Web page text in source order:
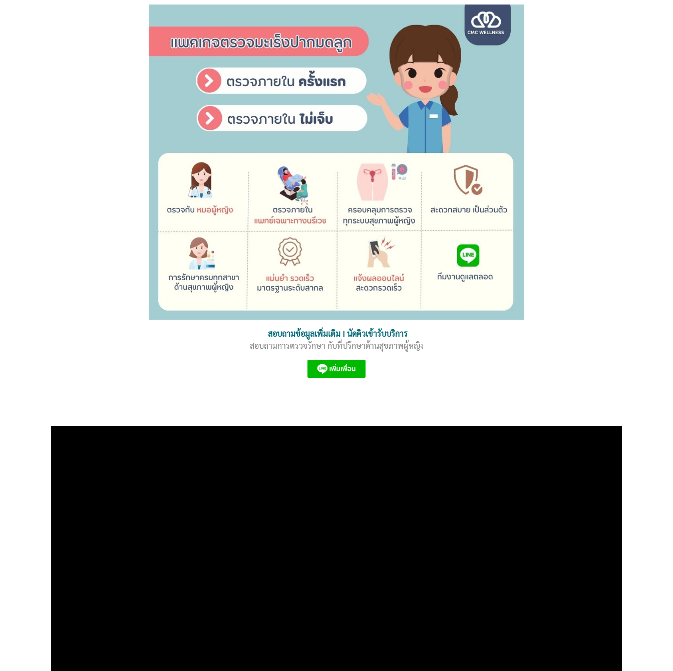
สอบถามข้อมูลเพิ่มเติม I นัดคิวเข้ารับบริการ
สอบถามการตรวจรักษา กับที่ปรึกษาด้านสุขภาพผู้หญิง